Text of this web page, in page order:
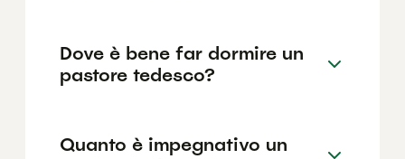
Dove è bene far dormire un
pastore tedesco?
Quanto è impegnativo un